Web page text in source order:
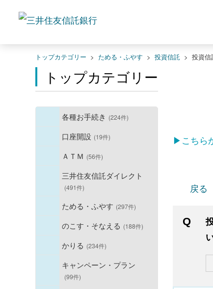
トップカテゴリー > ためる・ふやす > 投資信託 > 投資信
トップカテゴリー
各種お手続き (224件)
口座開設 (19件)
ＡＴＭ (56件)
三井住友信託ダイレクト
(491件)
ためる・ふやす (297件)
のこす・そなえる (188件)
かりる (234件)
キャンペーン・プラン
(99件)
▶こちら
戻る